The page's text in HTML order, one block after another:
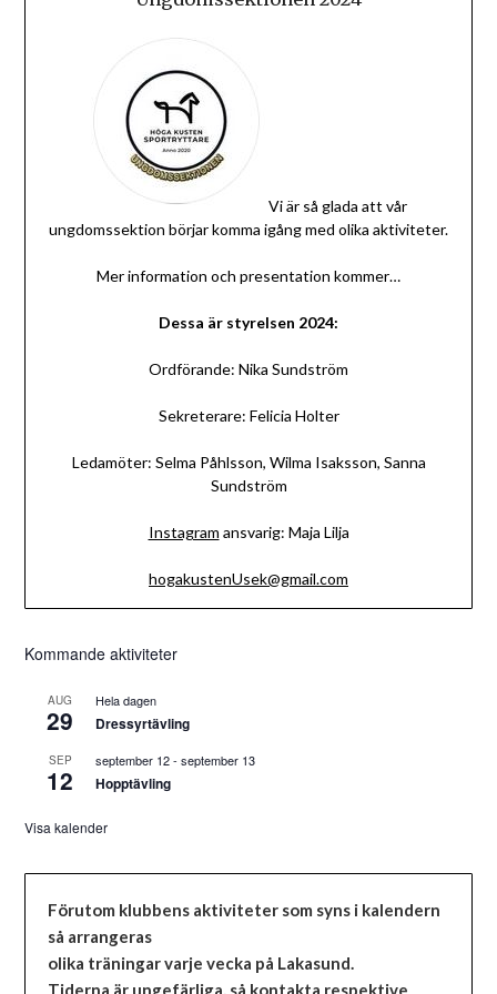
Vi är så glada att vår
ungdomssektion börjar komma igång med olika aktiviteter.
Mer information och presentation kommer…
Dessa är styrelsen 2024:
Ordförande: Nika Sundström
Sekreterare: Felicia Holter
Ledamöter: Selma Påhlsson, Wilma Isaksson, Sanna
Sundström
Instagram ansvarig: Maja Lilja
hogakustenUsek@gmail.com
Kommande aktiviteter
AUG
29
Hela dagen
Dressyrtävling
SEP
12
september 12-september 13
Hopptävling
Visa kalender
Förutom klubbens aktiviteter som syns i kalendern
så arrangeras
olika träningar varje vecka på Lakasund.
Tiderna är ungefärliga, så kontakta respektive